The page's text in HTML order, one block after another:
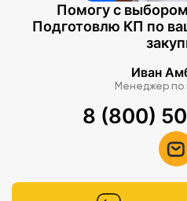
Помогу с
Подготовлю КП по
Иван
Менеджер по
8 (800)